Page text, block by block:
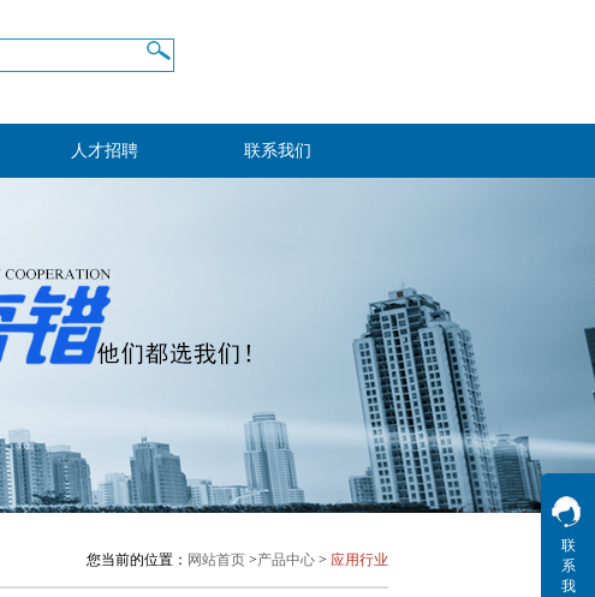
人才招聘 联系我们
您当前的位置： 网站首页 >产品中心 > 应用行业
联
系
我